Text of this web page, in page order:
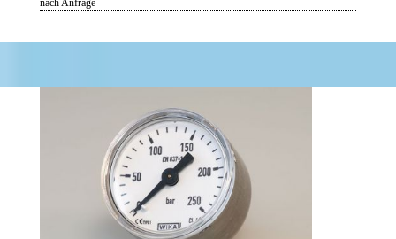
nach Anfrage